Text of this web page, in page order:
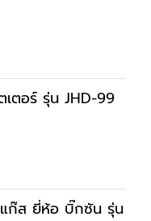
เตอร์ รุ่น JHD-99
แก๊ส ยี่ห้อ บิ๊กซัน รุ่น